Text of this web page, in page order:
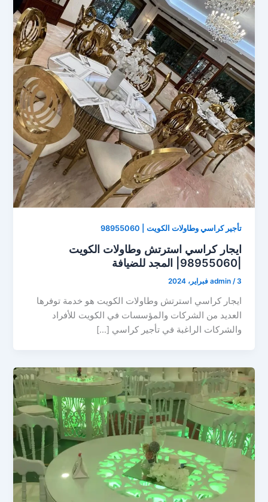
تأجير كراسي وطاولات الكويت | 98955060
ايجار كراسي استرتش وطاولات الكويت
|98955060| المجد للضيافة
admin /3 فبراير، 2024
ايجار كراسي استرتش وطاولات الكويت هو خدمة توفرها
العديد من الشركات والمؤسسات في الكويت للأفراد
والشركات الراغبة في تأجير كراسي […]